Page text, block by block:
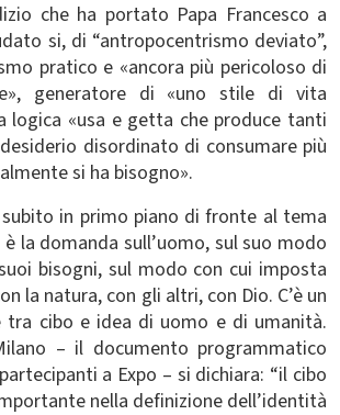
che ha portato Papa Francesco a
si, di “antropocentrismo deviato”,
pratico e «ancora più pericoloso di
generatore di «uno stile di vita
logica «usa e getta che produce tanti
disordinato di consumare più
si ha bisogno».
subito in primo piano di fronte al tema
la domanda sull’uomo, sul suo modo
bisogni, sul modo con cui imposta
la natura, con gli altri, con Dio. C’è un
tra cibo e idea di uomo e di umanità.
– il documento programmatico
a Expo – si dichiara: “il cibo
nella definizione dell’identità